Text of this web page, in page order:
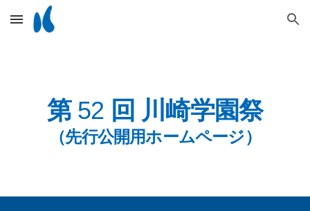
Skip to main content Skip to navigation
第52 回 川崎学園祭
（先行公開用ホームページ）